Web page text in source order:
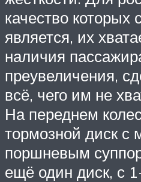
качество которых
является, их
наличия
преувеличения,
всё, чего им не
На переднем
тормозной диск
поршневым
ещё один диск, с